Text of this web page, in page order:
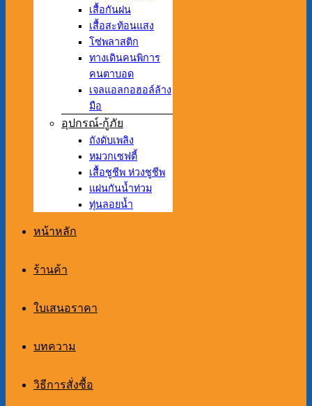
เสื้อกันฝน
เสื้อสะท้อนแสง
โซ่พลาสติก
ทางเดินคนพิการ
คนตาบอด
เจลแอลกอฮอล์ล้าง
มือ
อุปกรณ์-กู้ภัย
ถังดับเพลิง
หมวกเซฟตี้
เสื้อชูชีพ ห่วงชูชีพ
แผ่นกันน้ำท่วม
ทุ่นลอยน้ำ
หน้าหลัก
ร้านค้า
ใบเสนอราคา
บทความ
วิธีการสั่งซื้อ